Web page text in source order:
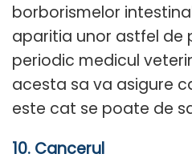
borborismelor
aparitia unor astfel de
periodic medicul
acesta sa va asigure
este cat se poate de
10. Cancerul